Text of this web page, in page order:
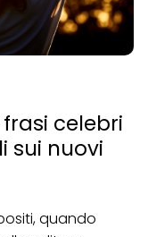
celebri
sui nuovi
quando